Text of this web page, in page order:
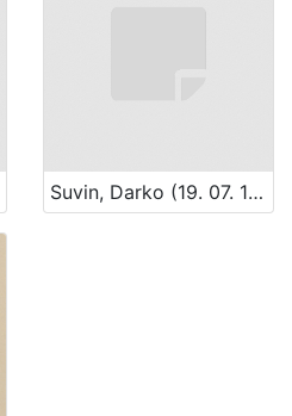
Suvin, Darko (19. 07. 1930.)